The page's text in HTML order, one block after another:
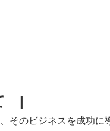
|
そのビジネスを成功